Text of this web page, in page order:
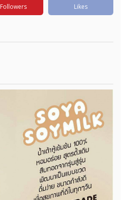
Followers Likes